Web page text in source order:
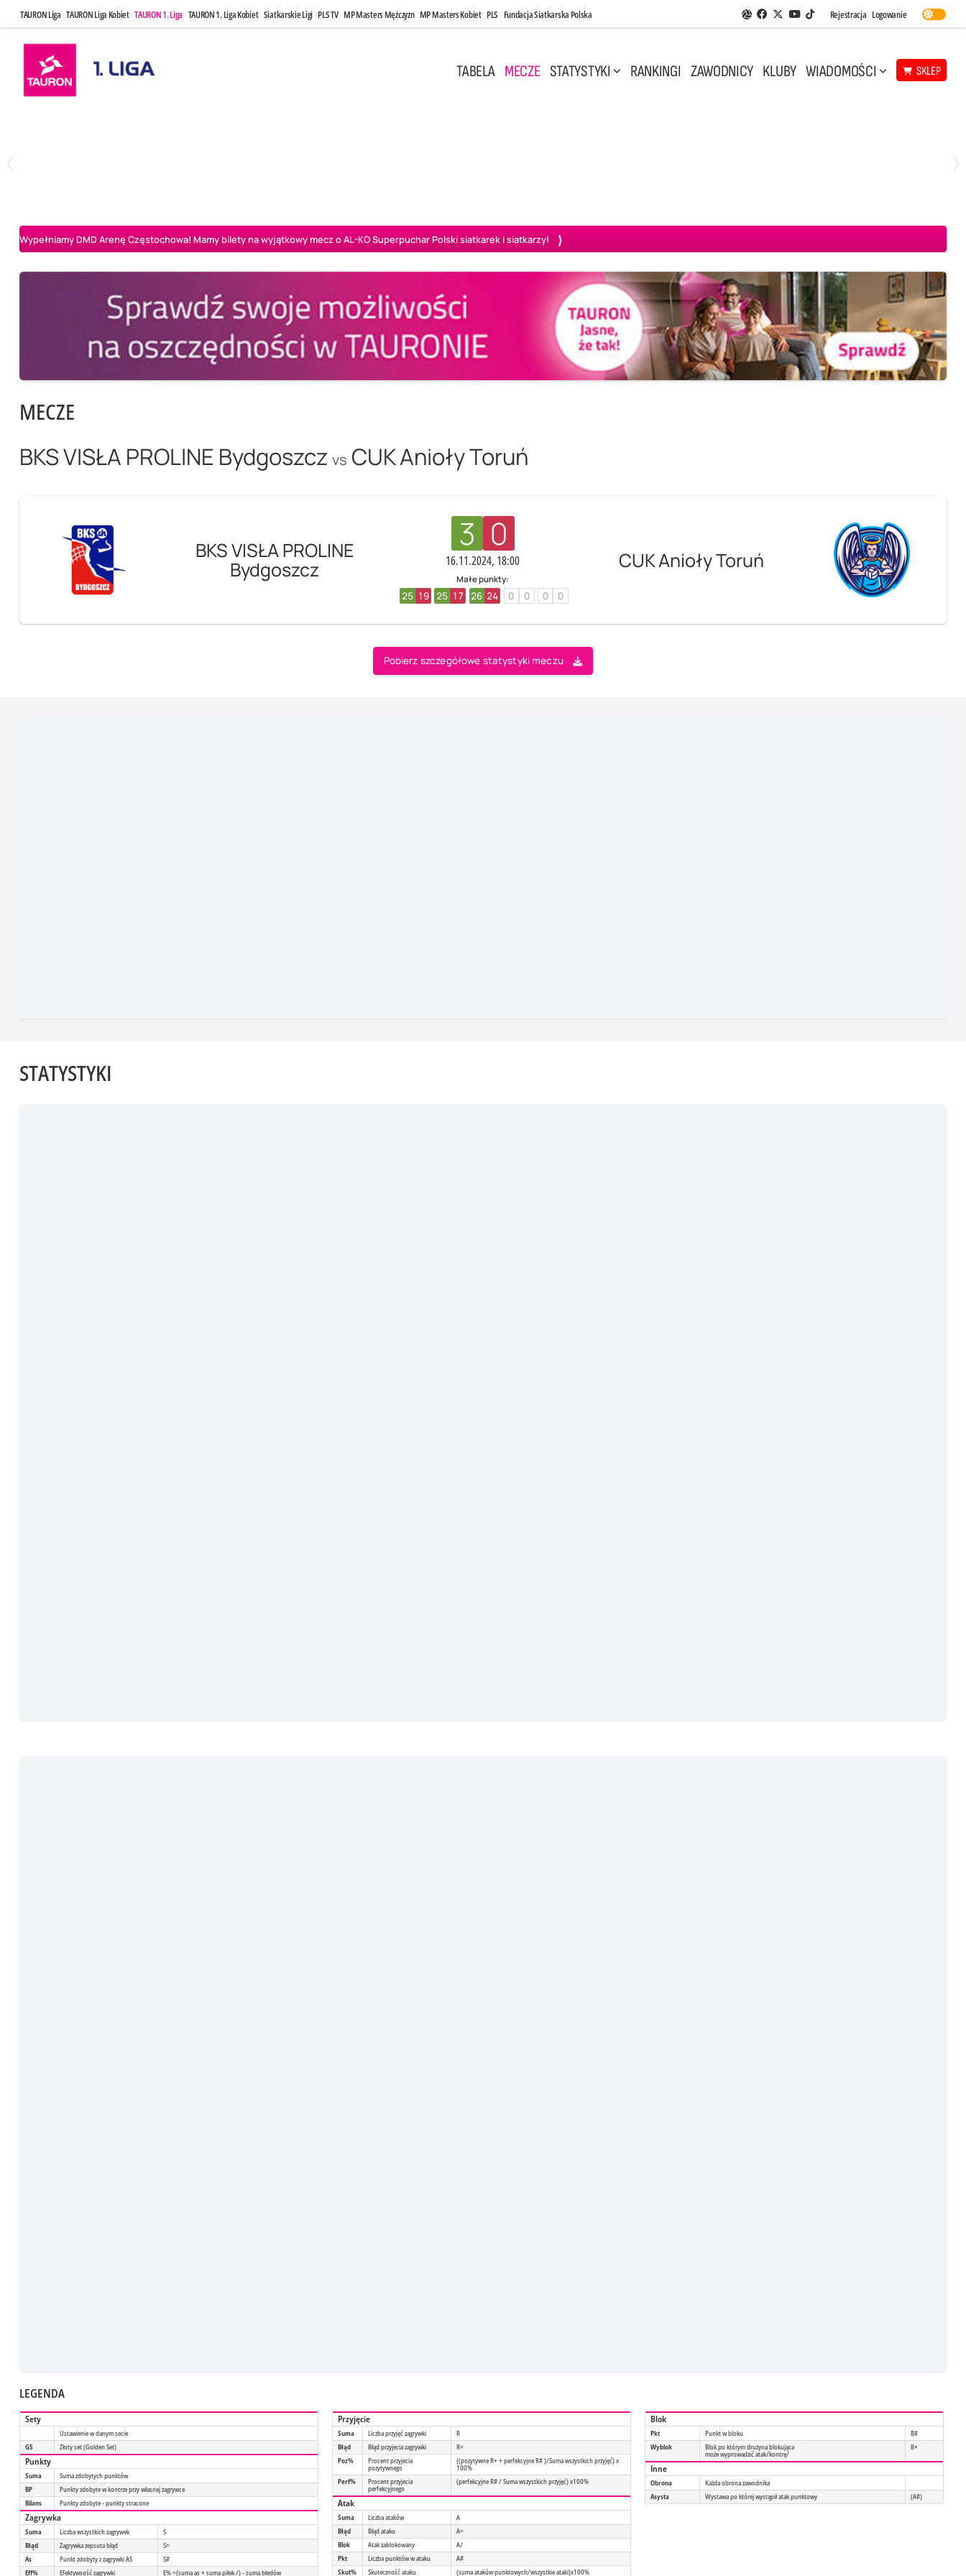
TAURON Liga TAURON Liga Kobiet TAURON 1. Liga TAURON 1. Liga Kobiet Siatkarskie Ligi PLS TV MP Masters Mężczyzn MP Masters Kobiet PLS Fundacja Siatkarska Polska Aplikacja Siatkarskie Ligi
Facebook
Twitter
Youtube
TikTok
Rejestracja Logowanie
TABELA MECZE STATYSTYKI RANKINGI ZAWODNICY KLUBY WIADOMOŚCI SKLEP
Wypełniamy DMD Arenę Częstochowa! Mamy bilety na wyjątkowy mecz o AL-KO Superpuchar Polski siatkarek i siatkarzy!
MECZE
BKS VISŁA PROLINE Bydgoszcz vs CUK Anioły Toruń
BKS VISŁA PROLINE
Bydgoszcz
3 0
16.11.2024, 18:00
Małe punkty:
25 19 25 17 26 24 0 0 0 0
CUK Anioły Toruń
Pobierz szczegółowe statystyki meczu
STATYSTYKI
LEGENDA
Sety
Ustawienie w danym secie
GS
Złoty set (Golden Set)
Punkty
Suma
Suma zdobytych punktów
BP
Punkty zdobyte w kontrze przy własnej zagrywce
Bilans
Punkty zdobyte - punkty stracone
Zagrywka
Suma Liczba wszystkich zagrywek
S
Błąd
Zagrywka zepsuta błąd
S=
As
Punkt zdobyty z zagrywki AS
S#
Eff%
Efektywsość zagrywki E% =(suma as + suma piłek /) - suma błedów
Przyjęcie
Suma Liczba przyjęć zagrywki
R
Błąd
Błąd przyjecia zagrywki
R=
Poz%
Procent przyjecia
pozytywnego
((pozytywne R+ + perfekcyjne R# )/Suma wszystkich przyjęć) x
100%
Perf%
Procent przyjecia
perfekcyjnego
(perfekcyjne R# / Suma wszystkich przyjęć) x100%
Atak
Suma Liczba ataków
A
Błąd
Błąd ataku
A=
Blok
Atak zablokowany
A/
Pkt
Liczba punktów w ataku
A#
Skut%
Skuteczność ataku (suma ataków punktowych/wszystkie ataki)x100%
Blok
Pkt Punkt w bloku
B#
Wyblok
Blok po którym drużyna blokująca
może wyprowadzić atak/kontrę/
B+
Inne
Obrona
Każda obrona zawodnika
Asysta
Wystawa po której wystąpił atak punktowy (A#)